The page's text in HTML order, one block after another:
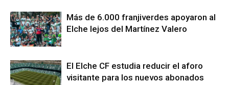
Más de 6.000 franjiverdes apoyaron al
Elche lejos del Martínez Valero
El Elche CF estudia reducir el aforo
visitante para los nuevos abonados